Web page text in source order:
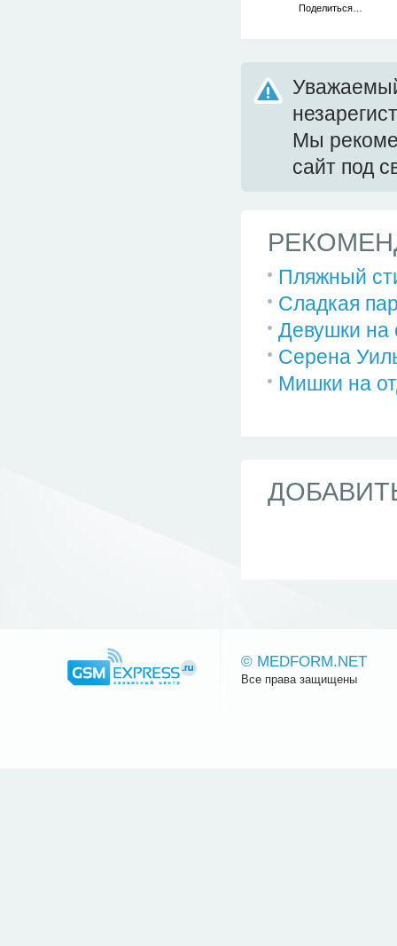
Поделиться…
Мы
сайт под
Пляжный
Сладкая
Девушки на
Серена
Мишки на
© MEDFORM.NET
Все права защищены